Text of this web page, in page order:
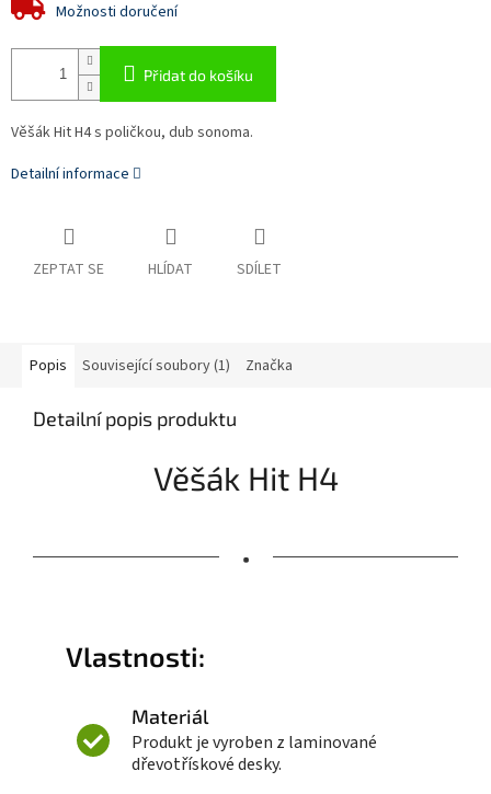
Možnosti doručení
Přidat do košíku
Věšák Hit H4 s poličkou, dub sonoma.
Detailní informace
ZEPTAT SE HLÍDAT SDÍLET
Popis Související soubory (1) Značka
Detailní popis produktu
Věšák Hit H4
•
Vlastnosti:
Materiál
Produkt je vyroben z laminované
dřevotřískové desky.